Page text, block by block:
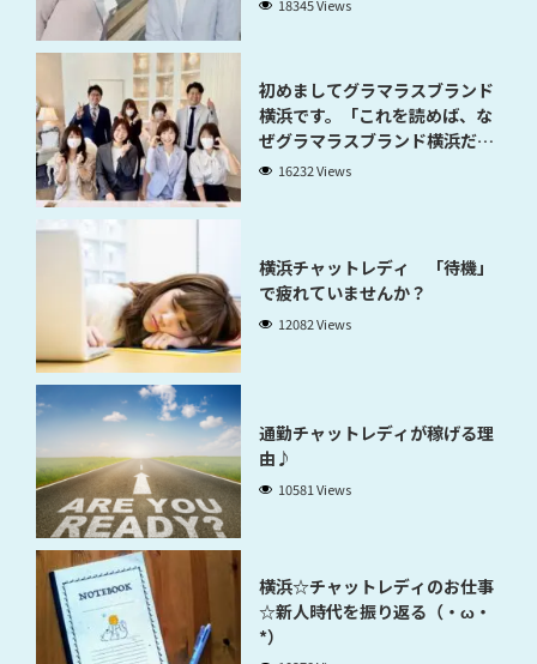
18345 Views
初めましてグラマラスブランド
横浜です。「これを読めば、な
ぜグラマラスブランド横浜だと
稼げるのかが分かります」
16232 Views
横浜チャットレディ 「待機」
で疲れていませんか？
12082 Views
通勤チャットレディが稼げる理
由♪
10581 Views
横浜☆チャットレディのお仕事
☆新人時代を振り返る（・ω・
*）